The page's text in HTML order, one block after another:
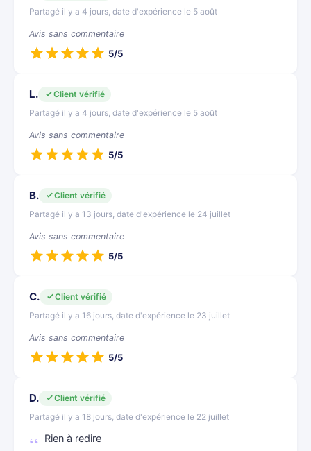
Partagé il y a 4 jours, date d'expérience le 5 août
Avis sans commentaire
5/5
L.
Client vérifié
Partagé il y a 4 jours, date d'expérience le 5 août
Avis sans commentaire
5/5
B.
Client vérifié
Partagé il y a 13 jours, date d'expérience le 24 juillet
Avis sans commentaire
5/5
C.
Client vérifié
Partagé il y a 16 jours, date d'expérience le 23 juillet
Avis sans commentaire
5/5
D.
Client vérifié
Partagé il y a 18 jours, date d'expérience le 22 juillet
Rien à redire